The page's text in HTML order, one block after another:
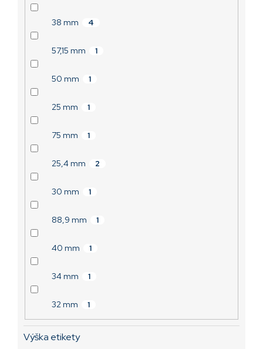
38 mm 4
57,15 mm 1
50 mm 1
25 mm 1
75 mm 1
25,4 mm 2
30 mm 1
88,9 mm 1
40 mm 1
34 mm 1
32 mm 1
Výška etikety